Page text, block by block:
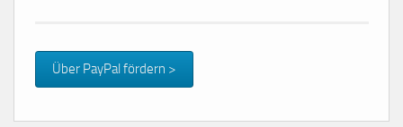
Über PayPal fördern >